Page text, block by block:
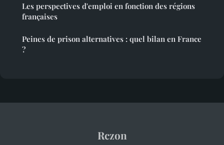
Les perspectives d'emploi en fonction des régions
françaises
Peines de prison alternatives : quel bilan en France
?
Rczon